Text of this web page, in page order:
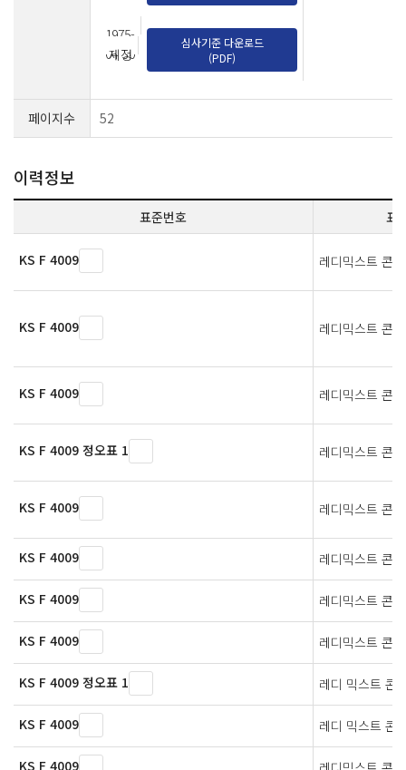
1975-
04-30
제정
심사기준 다운로드
(PDF)
페이지수 52
이력정보
표준번호 표
KS F 4009 레디믹스트 콘
KS F 4009 레디믹스트 콘
KS F 4009 레디믹스트 콘
KS F 4009 정오표 1 레디믹스트 콘
KS F 4009 레디믹스트 콘
KS F 4009 레디믹스트 콘
KS F 4009 레디믹스트 콘
KS F 4009 레디믹스트 콘
KS F 4009 정오표 1 레디 믹스트 콘
KS F 4009 레디 믹스트 콘
KS F 4009